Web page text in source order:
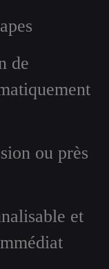
de
ou près
et